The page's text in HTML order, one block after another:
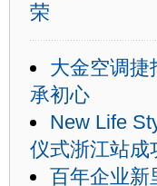
荣
大金空调捷
承初心
New Life
仪式浙江站成
百年企业新